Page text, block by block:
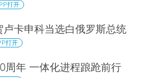
打开
卢卡申科当选白俄罗斯总统
打开
周年 一体化进程踉跄前行